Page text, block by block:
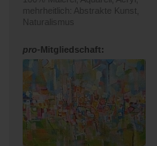
mehrheitlich: Abstrakte Kunst,
Naturalismus
pro-Mitgliedschaft: